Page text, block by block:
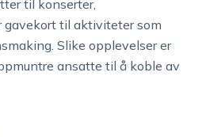
til konserter,
gavekort til aktiviteter som
Slike opplevelser er
ansatte til å koble av